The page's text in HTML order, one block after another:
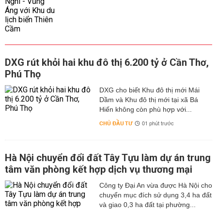
DXG rút khỏi hai khu đô thị 6.200 tỷ ở Cần Thơ,
Phú Thọ
DXG cho biết Khu đô thị mới Mái
Dầm và Khu đô thị mới tại xã Bá
Hiến không còn phù hợp với...
CHỦ ĐẦU TƯ 01 phút trước
Hà Nội chuyển đổi đất Tây Tựu làm dự án trung
tâm văn phòng kết hợp dịch vụ thương mại
Công ty Đại An vừa được Hà Nội cho
chuyển mục đích sử dụng 3,4 ha đất
và giao 0,3 ha đất tại phường...